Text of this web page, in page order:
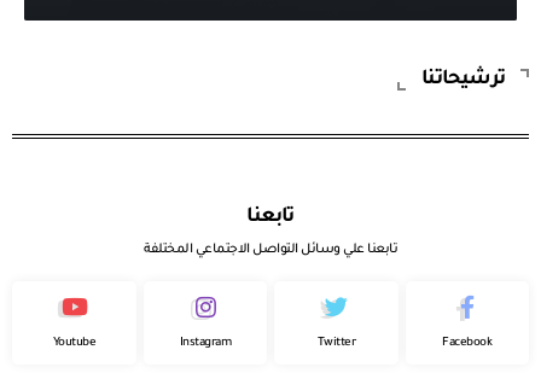
ترشيحاتنا
تابعنا
تابعنا علي وسائل التواصل الاجتماعي المختلفة
Facebook
Twitter
Instagram
Youtube